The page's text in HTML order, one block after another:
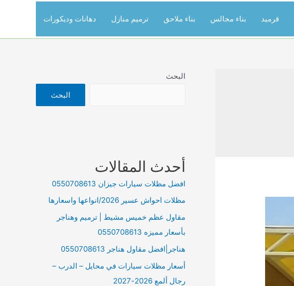
قرميد بناء مجالس بناء ملاحق ترميم منازل دهانات وديكورات
البحث
البحث
أحدث المقالات
افضل مظلات سيارات جيزان 0550708613
مظلات احواش عسير 2026/انواعها واسعارها
مقاول عظم خميس مشيط | ترميم وهناجر
بأسعار مميزه 0550708613
هناجر|افضل مقاول هناجر 0550708613
أسعار مظلات سيارات في محايل – الدرب –
رجال ألمع 2026-2027